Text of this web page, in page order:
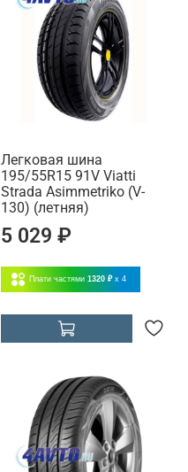
Легковая шина
195/55R15 91V Viatti
Strada Asimmetriko (V-
130) (летняя)
5 029 ₽
Плати частями 1320 ₽ x 4